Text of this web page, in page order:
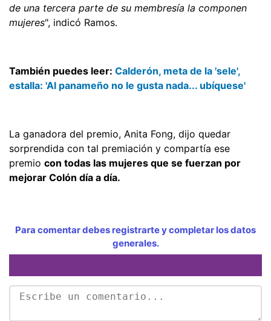
de una tercera parte de su membresía la componen
mujeres", indicó Ramos.
También puedes leer: Calderón, meta de la 'sele',
estalla: 'Al panameño no le gusta nada... ubíquese'
La ganadora del premio, Anita Fong, dijo quedar
sorprendida con tal premiación y compartía ese
premio con todas las mujeres que se fuerzan por
mejorar Colón día a día.
Para comentar debes registrarte y completar los datos
generales.